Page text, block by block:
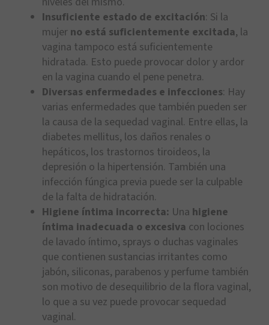
Insuficiente estado de excitación: Si la
mujer no está suficientemente excitada, la
vagina tampoco está suficientemente
hidratada. Esto puede provocar dolor y ardor
en la vagina cuando el pene penetra.
Diversas enfermedades e infecciones: Hay
varias enfermedades que también pueden ser
la causa de la sequedad vaginal. Entre ellas, la
diabetes mellitus, los daños renales o
hepáticos, los trastornos tiroideos, la
depresión o la hipertensión. También una
infección fúngica previa puede ser la culpable
de la falta de hidratación.
Higiene íntima incorrecta: Una higiene
íntima inadecuada o excesiva con lociones
de lavado íntimo, sprays o duchas vaginales
que contienen sustancias irritantes como
jabón, siliconas, parabenos y perfume también
son motivo de desequilibrio de la flora vaginal,
lo que a su vez puede provocar sequedad
vaginal.